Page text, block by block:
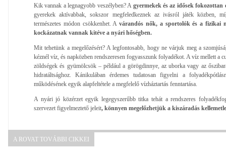
Kik vannak a legnagyobb veszélyben? A gyermekek és az idősek
gyerekek aktívabbak, sokszor megfeledkeznek az ivásról játék közben,
természetes módon csökkenhet. Avárandós nők, a sportolók és a fizikai
kockázatnak vannak kitéve a nyári hőségben.
Mit tehetünk a megelőzésért? A legfontosabb, hogy ne várjuk meg a
kéznél víz, és napközben rendszeresen fogyasszunk folyadékot. A víz mellett a
zöldségek és gyümölcsök – például a görögdinnye, az uborka vagy az
hidratáltsághoz. Kánikulában érdemes tudatosan figyelni a
működésének egyik alapfeltétele a megfelelő vízháztartás fenntartása.
A nyári jó közérzet egyik legegyszerűbb titka tehát a rendszeres
szervezet figyelmeztető jeleit, könnyen megelőzhetjük a kiszáradás
A ROVAT TOVÁBBI CIKKEI